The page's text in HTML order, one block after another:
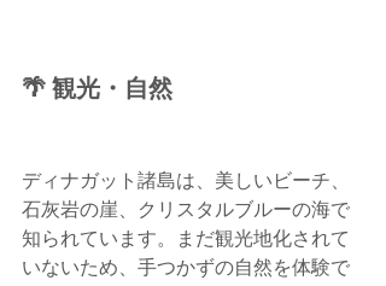
🌴 観光・自然
ディナガット諸島は、美しいビーチ、
石灰岩の崖、クリスタルブルーの海で
知られています。まだ観光地化されて
いないため、手つかずの自然を体験で